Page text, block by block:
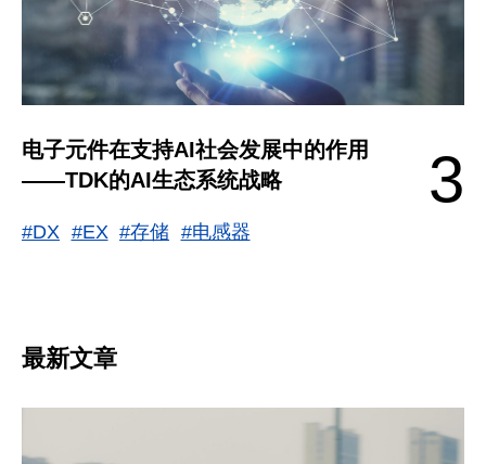
3
电子元件在支持AI社会发展中的作用
——TDK的AI生态系统战略
#DX #EX #存储 #电感器
最新文章